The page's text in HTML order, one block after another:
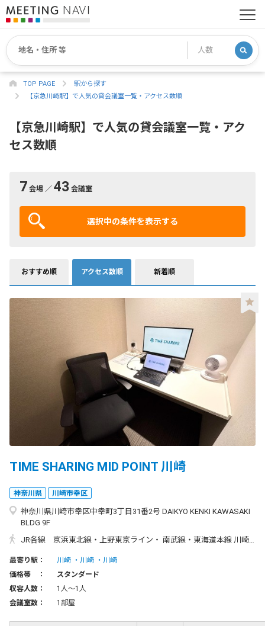
TOP PAGE
駅から探す
【京急川崎駅】で人気の貸会議室一覧・アクセス数順
【京急川崎駅】で人気の貸会議室一覧・アク
セス数順
7 会場 ／ 43 会議室
選択中の条件を表示する
おすすめ順 アクセス数順 新着順
TIME SHARING MID POINT 川崎
神奈川県 川崎市幸区
神奈川県川崎市幸区中幸町3丁目31番2号 DAIKYO KENKI KAWASAKI
BLDG 9F
JR各線 京浜東北線・上野東京ライン・ 南武線・東海道本線 川崎駅 中央西口・中央南口より徒歩 3分 京浜急行線 京急川崎駅 中央口より徒歩 8分 ◆川崎駅「中央⻄⼝」からのアクセス方法◆ ①川崎駅の改札を出て、ラゾーナ川崎の方面に進みます。 ②ラゾーナ川崎の入口前まで進み、タクシーのりば側の左手の階段を下りてください。 ③道なりに直進して、1つ目の交差点を渡り右折すると1階にセブンイレブンが入ったビルがあり、 こちらの9階に「MID POINT 川崎」がございます。 ビル左手に入口がございますので、エレベーターにて9階までお上りください。
最寄り駅： 川崎 川崎
川崎
価格帯 ：
スタンダード
収容人数：
1人〜1人
会議室数：
1部屋